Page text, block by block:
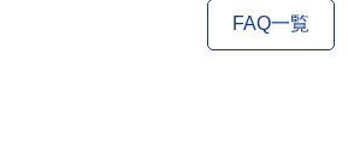
FAQ一覧